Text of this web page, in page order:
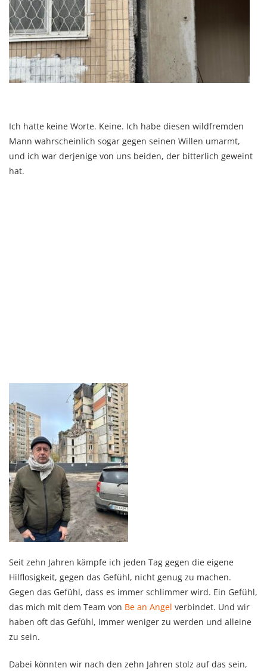
Ich hatte keine Worte. Keine. Ich habe diesen wildfremden
Mann wahrscheinlich sogar gegen seinen Willen umarmt,
und ich war derjenige von uns beiden, der bitterlich geweint
hat.
Seit zehn Jahren kämpfe ich jeden Tag gegen die eigene
Hilflosigkeit, gegen das Gefühl, nicht genug zu machen.
Gegen das Gefühl, dass es immer schlimmer wird. Ein Gefühl,
das mich mit dem Team von Be an Angel verbindet. Und wir
haben oft das Gefühl, immer weniger zu werden und alleine
zu sein.
Dabei könnten wir nach den zehn Jahren stolz auf das sein,